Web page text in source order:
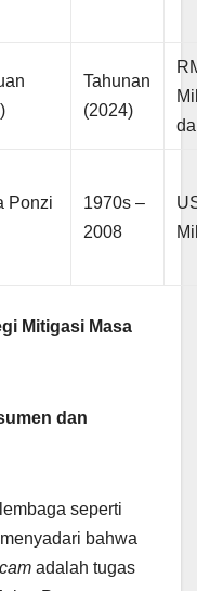
Tahunan
(2024)
Ponzi
1970s –
2008
Mitigasi Masa
dan
seperti
bahwa
adalah tugas